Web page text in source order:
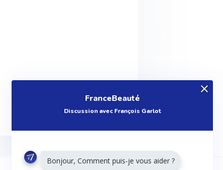
FranceBeauté
Discussion avec François Garlot
Bonjour, Comment puis-je vous aider ?